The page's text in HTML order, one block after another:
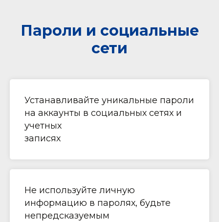
Пароли и социальные
сети
Устанавливайте уникальные пароли
на аккаунты в социальных сетях и
учетных
записях
Не используйте личную
информацию в паролях, будьте
непредсказуемым